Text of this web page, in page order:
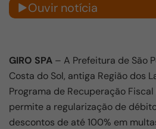
Ouvir notícia
GIRO SPA – A Prefeitura de São
Costa do Sol, antiga Região dos
Programa de Recuperação Fiscal
permite a regularização de
descontos de até 100% em